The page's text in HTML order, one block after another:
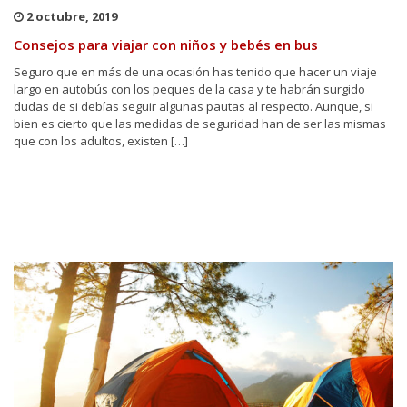
2 octubre, 2019
Consejos para viajar con niños y bebés en bus
Seguro que en más de una ocasión has tenido que hacer un viaje
largo en autobús con los peques de la casa y te habrán surgido
dudas de si debías seguir algunas pautas al respecto. Aunque, si
bien es cierto que las medidas de seguridad han de ser las mismas
que con los adultos, existen […]